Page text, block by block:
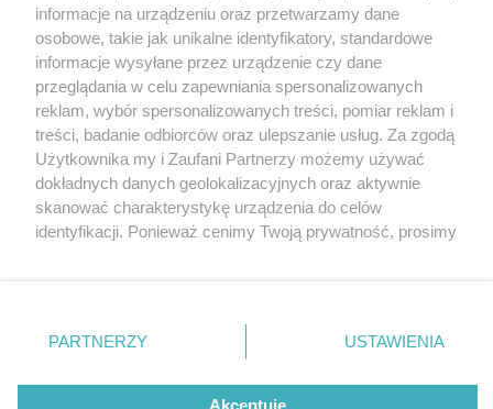
1 / 0
Nie zapomnij
zapoznać się z:
polityką prywatności regulamin korzystania z portali
Twojemiasto
Piekary Śląskie
Chorzów
Tarnowskie Góry
Gliwice
Skontakuj sięz nami
Kontakt
Wydawca
Redakcja
informacje na urządzeniu oraz przetwarzamy dane
osobowe, takie jak unikalne identyfikatory, standardowe
informacje wysyłane przez urządzenie czy dane
przeglądania w celu zapewniania spersonalizowanych
reklam, wybór spersonalizowanych treści, pomiar reklam i
treści, badanie odbiorców oraz ulepszanie usług. Za zgodą
Użytkownika my i Zaufani Partnerzy możemy używać
dokładnych danych geolokalizacyjnych oraz aktywnie
skanować charakterystykę urządzenia do celów
identyfikacji. Ponieważ cenimy Twoją prywatność, prosimy
prywatności znajdujący się w lewym dolnym rogu strony
. Niektóre rodzaje przetwarzania danych nie wymagają
zgody użytkownika, ale masz prawo sprzeciwić się
takiemu przetwarzaniu. Preferencje będą miały
PARTNERZY USTAWIENIA
Akceptuję